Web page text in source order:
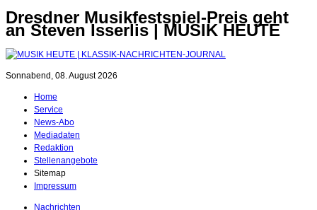
Dresdner Musikfestspiel-Preis geht
an Steven Isserlis | MUSIK HEUTE
Sonnabend, 08. August 2026
Home
Service
News-Abo
Mediadaten
Redaktion
Stellenangebote
Sitemap
Impressum
Nachrichten